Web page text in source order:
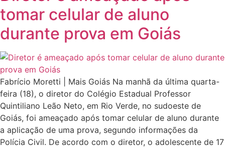
tomar celular de aluno
durante prova em Goiás
Fabrício Moretti | Mais Goiás Na manhã da última quarta-
feira (18), o diretor do Colégio Estadual Professor
Quintiliano Leão Neto, em Rio Verde, no sudoeste de
Goiás, foi ameaçado após tomar celular de aluno durante
a aplicação de uma prova, segundo informações da
Polícia Civil. De acordo com o diretor, o adolescente de 17